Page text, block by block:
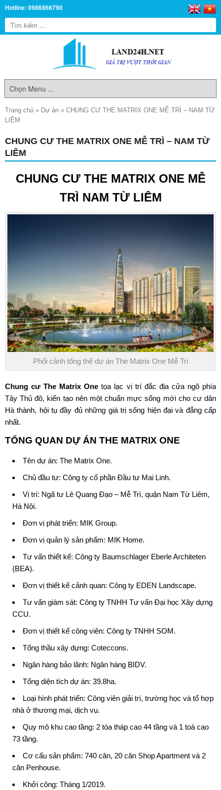
Hotline: 0986866790
Trang chủ » Dự án » CHUNG CƯ THE MATRIX ONE MỄ TRÌ – NAM TỪ
LIÊM
CHUNG CƯ THE MATRIX ONE MỄ TRÌ – NAM TỪ
LIÊM
CHUNG CƯ THE MATRIX ONE MỄ
TRÌ NAM TỪ LIÊM
Phối cảnh tổng thể dự án The Matrix One Mễ Trì
Chung cư The Matrix Onetọa lạc vị trí đắc địa cửa ngõ phía
Tây Thủ đô, kiến tạo nên một chuẩn mực sống mới cho cư dân
Hà thành, hội tụ đầy đủ những giá trị sống hiện đại và đẳng cấp
nhất.
TỔNG QUAN DỰ ÁN THE MATRIX ONE
Tên dự án: The Matrix One.
Chủ đầu tư: Công ty cổ phần Đầu tư Mai Linh.
Vị trí: Ngã tư Lê Quang Đạo – Mễ Trì, quận Nam Từ Liêm,
Hà Nội.
Đơn vị phát triển: MIK Group.
Đơn vị quản lý sản phẩm: MIK Home.
Tư vấn thiết kế: Công ty Baumschlager Eberle Architeten
(BEA).
Đơn vị thiết kế cảnh quan: Công ty EDEN Landscape.
Tư vấn giám sát: Công ty TNHH Tư vấn Đại học Xây dựng
CCU.
Đơn vị thiết kế công viên: Công ty TNHH SOM.
Tổng thầu xây dựng: Coteccons.
Ngân hàng bảo lãnh: Ngân hàng BIDV.
Tổng diện tích dự án: 39.8ha.
Loại hình phát triển: Công viên giải trí, trường học và tổ hợp
nhà ở thương mại, dịch vụ.
Quy mô khu cao tầng: 2 tòa tháp cao 44 tầng và 1 toà cao
73 tầng.
Cơ cấu sản phẩm: 740 căn, 20 căn Shop Apartment và 2
căn Penhouse.
Khởi công: Tháng 1/2019.